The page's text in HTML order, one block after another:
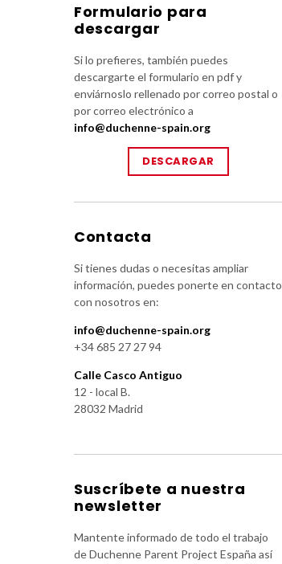
Formulario para
descargar
Si lo prefieres, también puedes
descargarte el formulario en pdf y
enviárnoslo rellenado por correo postal o
por correo electrónico a
info@duchenne-spain.org
DESCARGAR
Contacta
Si tienes dudas o necesitas ampliar
información, puedes ponerte en contacto
con nosotros en:
info@duchenne-spain.org
+34 685 27 27 94
Calle Casco Antiguo
12 - local B.
28032 Madrid
Suscríbete a nuestra
newsletter
Mantente informado de todo el trabajo
de Duchenne Parent Project España así